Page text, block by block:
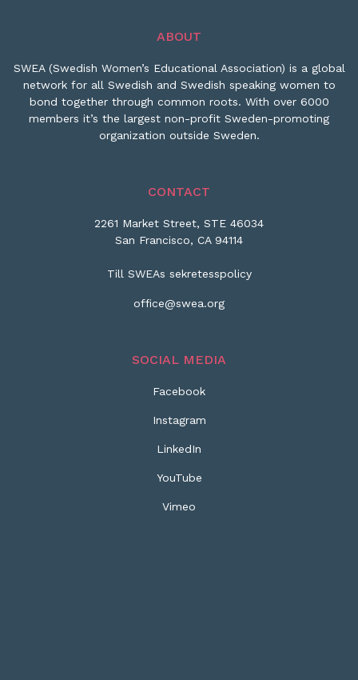
ABOUT
SWEA (Swedish Women’s Educational Association) is a global
network for all Swedish and Swedish speaking women to
bond together through common roots. With over 6000
members it’s the largest non-profit Sweden-promoting
organization outside Sweden.
CONTACT
2261 Market Street, STE 46034
San Francisco, CA 94114
Till SWEAs sekretesspolicy
office@swea.org
SOCIAL MEDIA
Facebook
Instagram
LinkedIn
YouTube
Vimeo